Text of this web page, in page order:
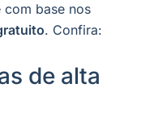
com base nos
. Confira:
de alta